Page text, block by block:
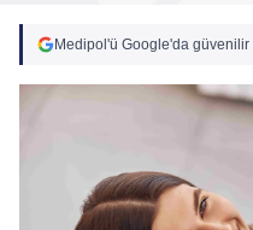
Medipol'ü Google'da